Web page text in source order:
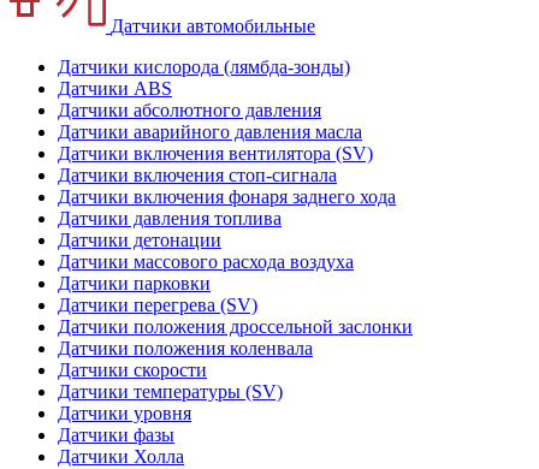
Датчики автомобильные
Датчики кислорода (лямбда-зонды)
Датчики ABS
Датчики абсолютного давления
Датчики аварийного давления масла
Датчики включения вентилятора (SV)
Датчики включения стоп-сигнала
Датчики включения фонаря заднего хода
Датчики давления топлива
Датчики детонации
Датчики массового расхода воздуха
Датчики парковки
Датчики перегрева (SV)
Датчики положения дроссельной заслонки
Датчики положения коленвала
Датчики скорости
Датчики температуры (SV)
Датчики уровня
Датчики фазы
Датчики Холла